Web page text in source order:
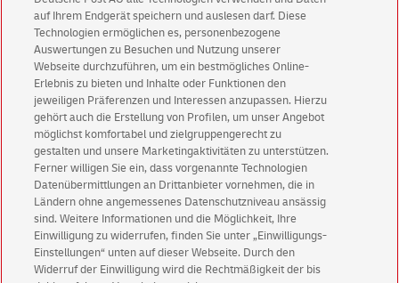
Abonnieren Sie unseren Newsletter
Immer informiert über exklusive Angebote und
Aktionen - jetzt mit Vorteil
Privatkundensichern sich einen5 € Gutschein
für POSTSCAN!
Geschäftskundenerhalten einen5 € Gutschein
für Briefmarke individuell!
Zur Newsletter-Anmeldung
auf Ihrem Endgerät speichern und auslesen darf. Diese
Technologien ermöglichen es, personenbezogene
Auswertungen zu Besuchen und Nutzung unserer
Webseite durchzuführen, um ein bestmögliches Online-
Erlebnis zu bieten und Inhalte oder Funktionen den
jeweiligen Präferenzen und Interessen anzupassen. Hierzu
gehört auch die Erstellung von Profilen, um unser Angebot
möglichst komfortabel und zielgruppengerecht zu
gestalten und unsere Marketingaktivitäten zu unterstützen.
Ferner willigen Sie ein, dass vorgenannte Technologien
Datenübermittlungen an Drittanbieter vornehmen, die in
Ländern ohne angemessenes Datenschutzniveau ansässig
sind. Weitere Informationen und die Möglichkeit, Ihre
Einwilligung zu widerrufen, finden Sie unter „Einwilligungs-
Einstellungen“ unten auf dieser Webseite. Durch den
Widerruf der Einwilligung wird die Rechtmäßigkeit der bis